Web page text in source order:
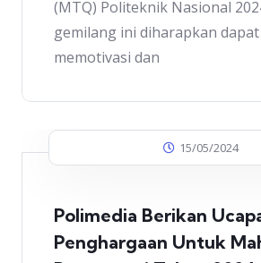
(MTQ) Politeknik Nasional
gemilang ini diharapkan
memotivasi dan
15/05/2024
Polimedia Berikan
Penghargaan Untuk